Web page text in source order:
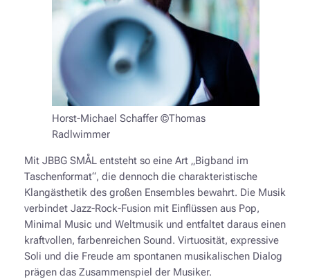
Horst-Michael Schaffer ©Thomas
Radlwimmer
Mit JBBG SMÅL entsteht so eine Art „Bigband im
Taschenformat“, die dennoch die charakteristische
Klangästhetik des großen Ensembles bewahrt. Die Musik
verbindet Jazz-Rock-Fusion mit Einflüssen aus Pop,
Minimal Music und Weltmusik und entfaltet daraus einen
kraftvollen, farbenreichen Sound. Virtuosität, expressive
Soli und die Freude am spontanen musikalischen Dialog
prägen das Zusammenspiel der Musiker.